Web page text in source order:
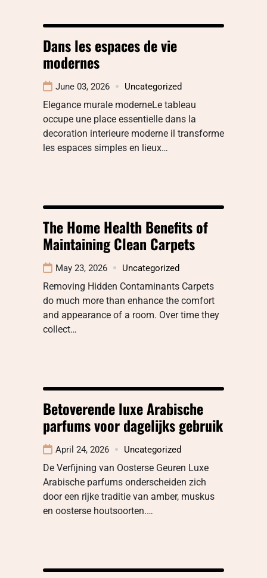
Dans les espaces de vie
modernes
June 03, 2026 Uncategorized
Elegance murale moderneLe tableau
occupe une place essentielle dans la
decoration interieure moderne il transforme
les espaces simples en lieux…
The Home Health Benefits of
Maintaining Clean Carpets
May 23, 2026 Uncategorized
Removing Hidden Contaminants Carpets
do much more than enhance the comfort
and appearance of a room. Over time they
collect…
Betoverende luxe Arabische
parfums voor dagelijks gebruik
April 24, 2026 Uncategorized
De Verfijning van Oosterse Geuren Luxe
Arabische parfums onderscheiden zich
door een rijke traditie van amber, muskus
en oosterse houtsoorten.…